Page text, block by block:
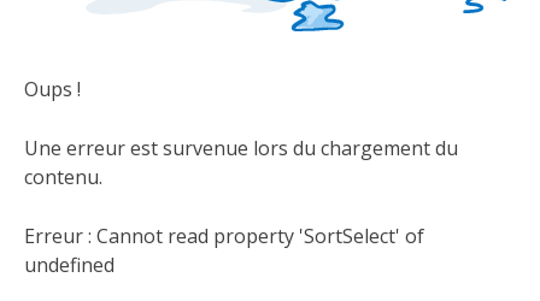
Oups !
Une erreur est survenue lors du chargement du
contenu.
Erreur : Cannot read property 'SortSelect' of
undefined